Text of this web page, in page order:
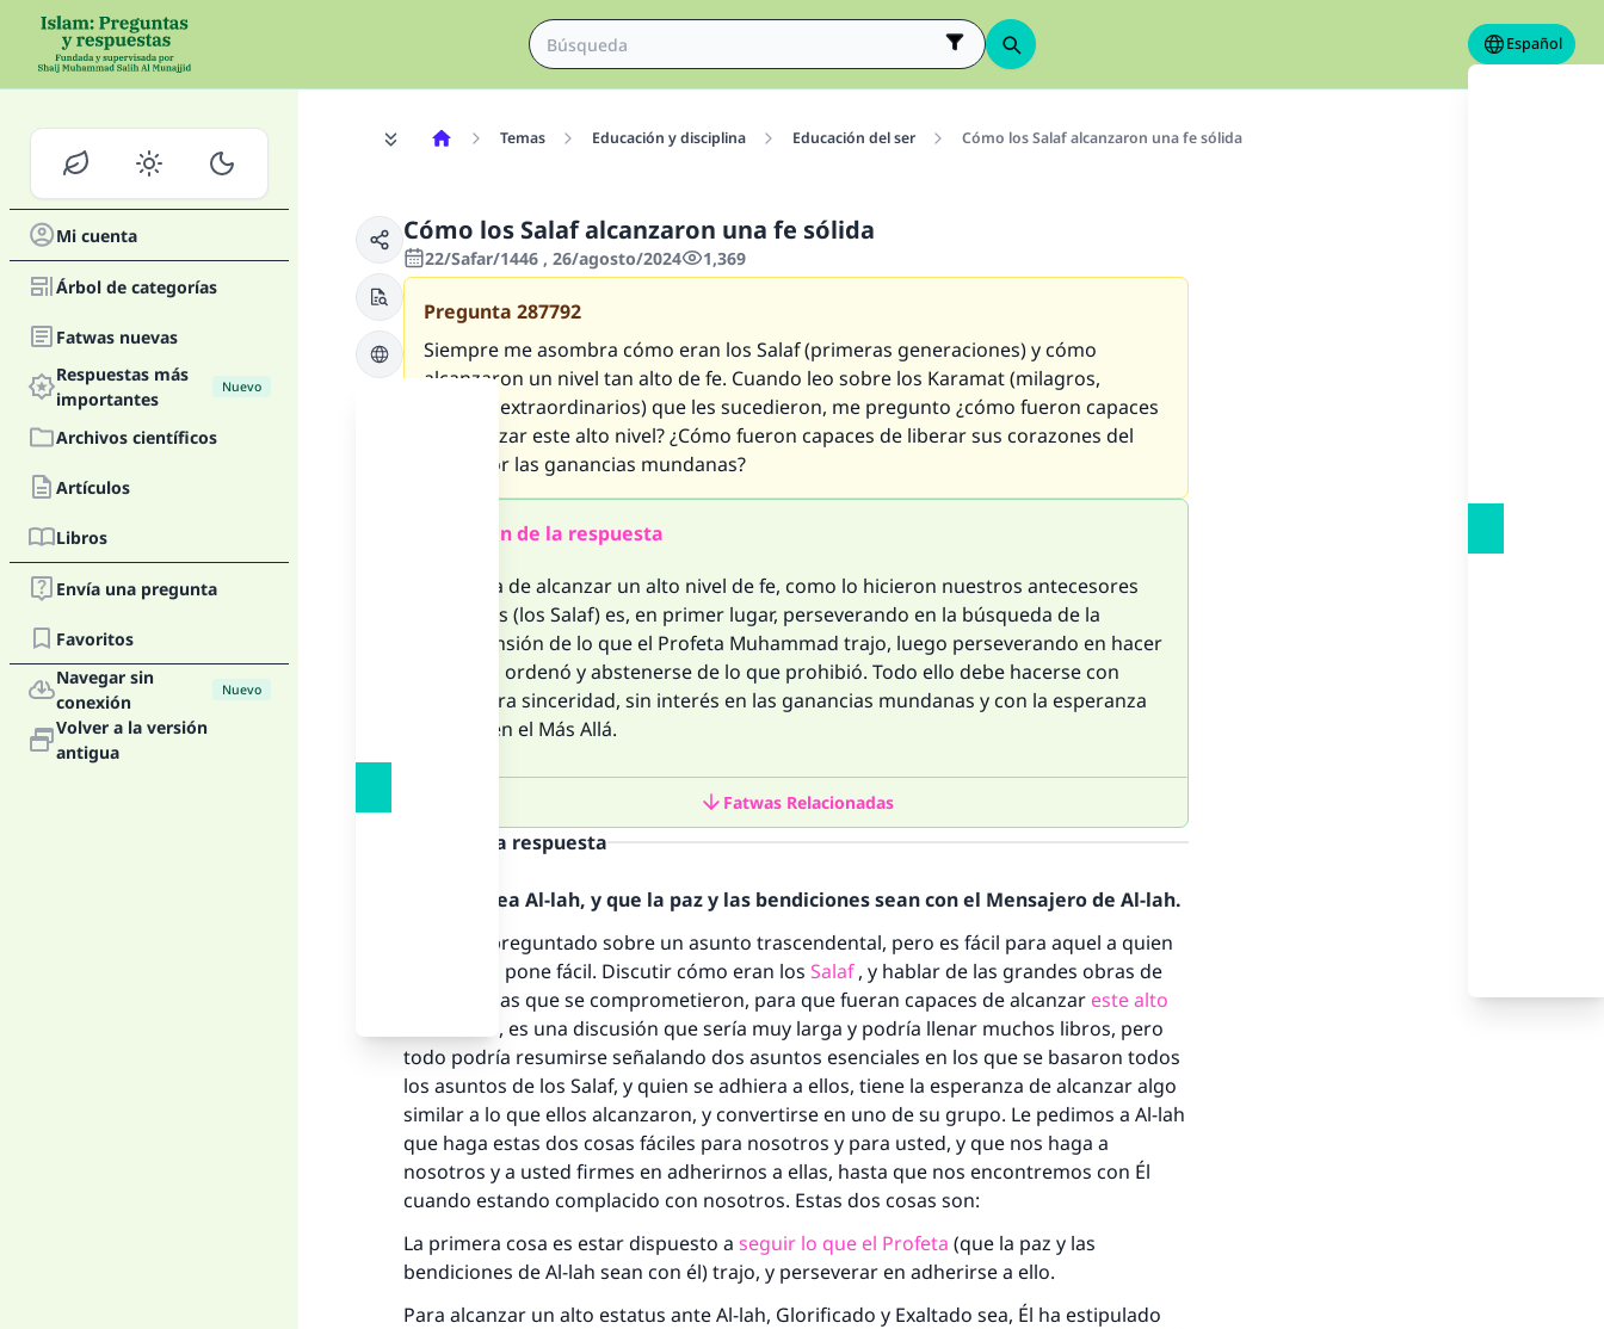
Español
Mi cuenta
Árbol de categorías
Fatwas nuevas
Respuestas más
importantes
Nuevo
Archivos científicos
Artículos
Libros
Envía una pregunta
Favoritos
Navegar sin
conexión
Nuevo
Volver a la versión
antigua
Temas Educación y disciplina Educación del ser Cómo los Salaf alcanzaron una fe sólida
Cómo los Salaf alcanzaron una fe sólida
22/Safar/1446 , 26/agosto/2024 1,369
Pregunta 287792
Siempre me asombra cómo eran los Salaf(primeras generaciones) y cómo
alcanzaron un nivel tan alto de fe. Cuando leo sobre los Karamat(milagros,
eventos extraordinarios) que les sucedieron, me pregunto ¿cómo fueron capaces
de alcanzar este alto nivel? ¿Cómo fueron capaces de liberar sus corazones del
amor por las ganancias mundanas?
Resumen de la respuesta
La forma de alcanzar un alto nivel de fe, como lo hicieron nuestros antecesores
virtuosos (los Salaf) es, en primer lugar, perseverando en la búsqueda de la
comprensión de lo que el Profeta Muhammad trajo, luego perseverando en hacer
lo que él ordenó y abstenerse de lo que prohibió. Todo ello debe hacerse con
verdadera sinceridad, sin interés en las ganancias mundanas y con la esperanza
puesta en el Más Allá.
Fatwas Relacionadas
Texto de la respuesta
Alabado sea Al-lah, y que la paz y las bendiciones sean con el Mensajero de Al-lah.
Usted ha preguntado sobre un asunto trascendental, pero es fácil para aquel a quien
Al-lah se lo pone fácil. Discutir cómo eran los Salaf, y hablar de las grandes obras de
rectitud a las que se comprometieron, para que fueran capaces de alcanzar este alto
, es una discusión que sería muy larga y podría llenar muchos libros, pero
todo podría resumirse señalando dos asuntos esenciales en los que se basaron todos
los asuntos de los Salaf, y quien se adhiera a ellos, tiene la esperanza de alcanzar algo
similar a lo que ellos alcanzaron, y convertirse en uno de su grupo. Le pedimos a Al-lah
que haga estas dos cosas fáciles para nosotros y para usted, y que nos haga a
nosotros y a usted firmes en adherirnos a ellas, hasta que nos encontremos con Él
cuando estando complacido con nosotros. Estas dos cosas son:
La primera cosa es estar dispuesto a seguir lo que el Profeta (que la paz y las
bendiciones de Al-lah sean con él) trajo, y perseverar en adherirse a ello.
Para alcanzar un alto estatus ante Al-lah, Glorificado y Exaltado sea, Él ha estipulado